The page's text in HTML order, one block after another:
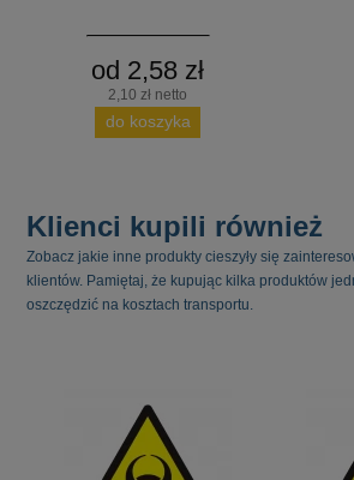
od 2,58 zł
2,10 zł netto
do koszyka
Klienci kupili również
Zobacz jakie inne produkty cieszyły się
klientów. Pamiętaj, że kupując kilka produktów
oszczędzić na kosztach transportu.